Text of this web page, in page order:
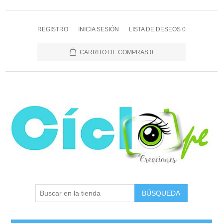
REGISTRO INICIA SESIÓN LISTA DE DESEOS 0
CARRITO DE COMPRAS 0
BÚSQUEDA